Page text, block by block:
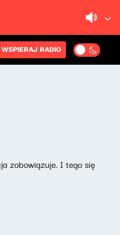
WSPIERAJ RADIO
zobowiązuje. I tego się